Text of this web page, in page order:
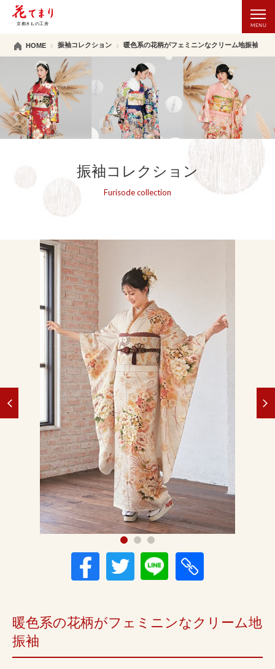
HOME 振袖コレクション 暖色系の花柄がフェミニンなクリーム地振袖
振袖コレクション
Furisode collection
暖色系の花柄がフェミニンなクリーム地
振袖